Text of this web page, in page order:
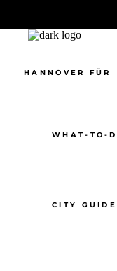
WHAT-TO-
CITY GUIDE
HANNOVER FÜR